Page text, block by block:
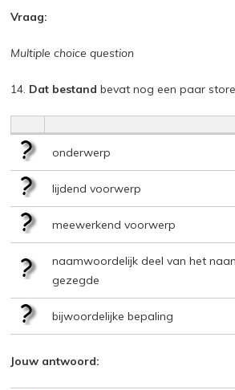
Vraag:
Multiple choice question
14. Dat bestand bevat nog een paar
onderwerp
lijdend voorwerp
meewerkend voorwerp
naamwoordelijk deel van het
gezegde
bijwoordelijke bepaling
Jouw antwoord: